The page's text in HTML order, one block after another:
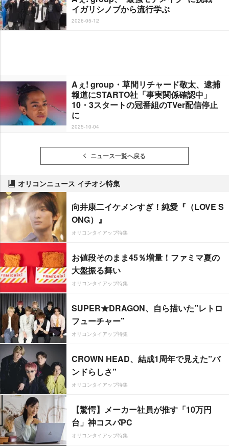
イガリシノブから流行学ぶ
2026-05-12
Aぇ! group・草間リチャード敬太、逮捕
報道にSTARTO社「事実関係確認中」
10・3スタートの冠番組のTVer配信停止
に
2025-10-04
ニュース一覧へ戻る
オリコンニュース イチオシ特集
向井康二イケメンすぎ！純愛『（LOVE S
ONG）』
オリコンタイアップ特集
お値段そのまま45％増量！ファミマ夏の
大盤振る舞い
オリコンタイアップ特集
SUPER★DRAGON、自ら描いた”レトロ
フューチャー”
オリコンタイアップ特集
CROWN HEAD、結成1周年で見えた”バ
ンドらしさ”
オリコンタイアップ特集
【驚愕】メーカー社員が推す「10万円
台」神コスパPC
オリコンタイアップ特集